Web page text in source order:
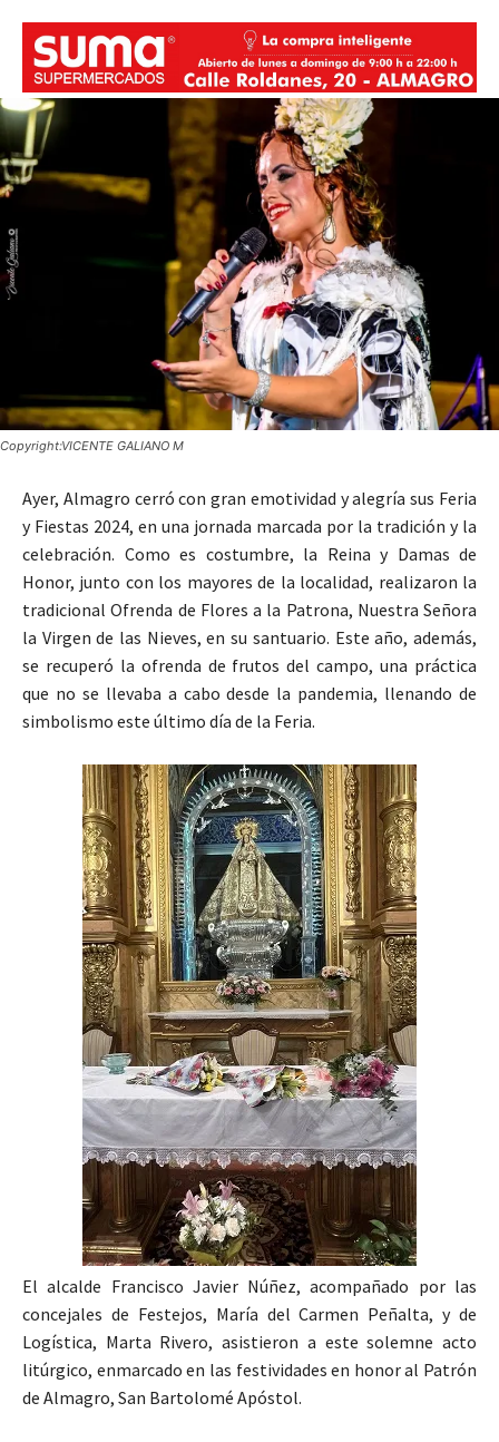
Copyright:VICENTE GALIANO M
Ayer, Almagro cerró con gran emotividad y alegría sus Feria
y Fiestas 2024, en una jornada marcada por la tradición y la
celebración. Como es costumbre, la Reina y Damas de
Honor, junto con los mayores de la localidad, realizaron la
tradicional Ofrenda de Flores a la Patrona, Nuestra Señora
la Virgen de las Nieves, en su santuario. Este año, además,
se recuperó la ofrenda de frutos del campo, una práctica
que no se llevaba a cabo desde la pandemia, llenando de
simbolismo este último día de la Feria.
El alcalde Francisco Javier Núñez, acompañado por las
concejales de Festejos, María del Carmen Peñalta, y de
Logística, Marta Rivero, asistieron a este solemne acto
litúrgico, enmarcado en las festividades en honor al Patrón
de Almagro, San Bartolomé Apóstol.